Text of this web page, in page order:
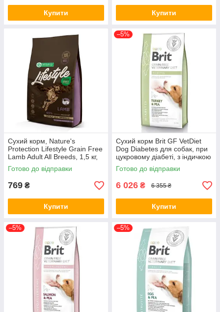
Купити Купити
Сухий корм, Nature's
Protection Lifestyle Grain Free
Lamb Adult All Breeds, 1,5 кг,
NPLS45673 (*)
Готово до відправки
769 ₴
Купити
–5%
Сухий корм Brit GF VetDiet
Dog Diabetes для собак, при
цукровому діабеті, з індичкою
та горохом, 12 кг (*)
Готово до відправки
6 026 ₴ 6 355 ₴
Купити
–5% –5%